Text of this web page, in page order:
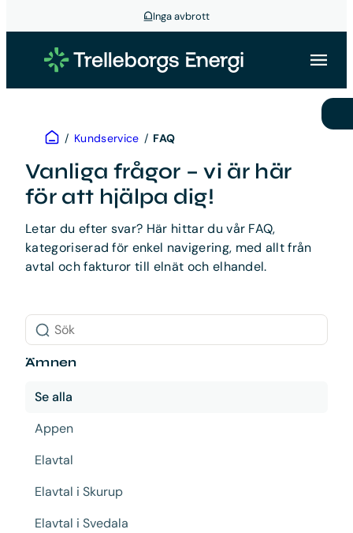
Inga avbrott
Hem/ Kundservice / FAQ
Vanliga frågor – vi är här
för att hjälpa dig!
Letar du efter svar? Här hittar du vår FAQ,
kategoriserad för enkel navigering, med allt från
avtal och fakturor till elnät och elhandel.
Sök
Ämnen
Se alla
Appen
Elavtal
Elavtal i Skurup
Elavtal i Svedala